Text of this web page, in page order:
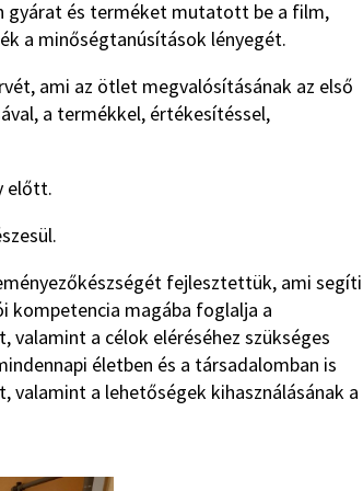
gyárat és terméket mutatott be a film,
a minőségtanúsítások lényegét.
ami az ötlet megvalósításának az első
a termékkel, értékesítéssel,
előtt.
fejlesztettük, ami segíti
kompetencia magába foglalja a
a célok eléréséhez szükséges
életben és a társadalomban is
a lehetőségek kihasználásának a